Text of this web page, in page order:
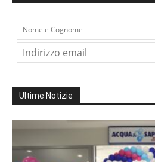
Ultime Notizie